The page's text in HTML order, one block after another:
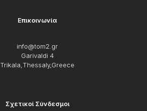
Επικοινωνία
info@tom2.gr
Garivaldi 4
Trikala,Thessaly,Greece
Σχετικοί Σύνδεσμοι